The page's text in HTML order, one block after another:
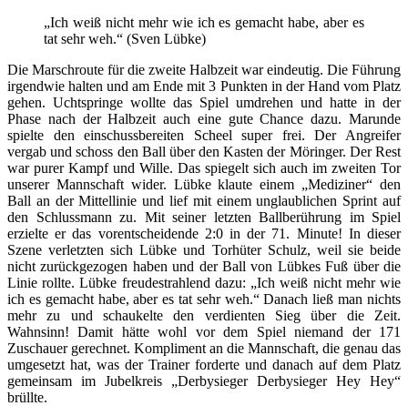
„Ich weiß nicht mehr wie ich es gemacht habe, aber es
tat sehr weh.“ (Sven Lübke)
Die Marschroute für die zweite Halbzeit war eindeutig. Die Führung
irgendwie halten und am Ende mit 3 Punkten in der Hand vom Platz
gehen. Uchtspringe wollte das Spiel umdrehen und hatte in der
Phase nach der Halbzeit auch eine gute Chance dazu. Marunde
spielte den einschussbereiten Scheel super frei. Der Angreifer
vergab und schoss den Ball über den Kasten der Möringer. Der Rest
war purer Kampf und Wille. Das spiegelt sich auch im zweiten Tor
unserer Mannschaft wider. Lübke klaute einem „Mediziner“ den
Ball an der Mittellinie und lief mit einem unglaublichen Sprint auf
den Schlussmann zu. Mit seiner letzten Ballberührung im Spiel
erzielte er das vorentscheidende 2:0 in der 71. Minute! In dieser
Szene verletzten sich Lübke und Torhüter Schulz, weil sie beide
nicht zurückgezogen haben und der Ball von Lübkes Fuß über die
Linie rollte. Lübke freudestrahlend dazu: „Ich weiß nicht mehr wie
ich es gemacht habe, aber es tat sehr weh.“ Danach ließ man nichts
mehr zu und schaukelte den verdienten Sieg über die Zeit.
Wahnsinn! Damit hätte wohl vor dem Spiel niemand der 171
Zuschauer gerechnet. Kompliment an die Mannschaft, die genau das
umgesetzt hat, was der Trainer forderte und danach auf dem Platz
gemeinsam im Jubelkreis „Derbysieger Derbysieger Hey Hey“
brüllte.